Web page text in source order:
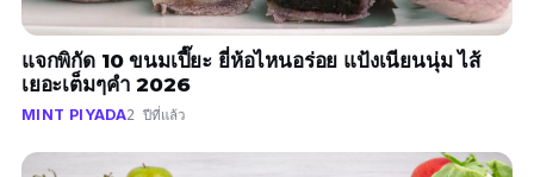
แจกพิกัด 10 ขนมเปี๊ยะ ยี่ห้อไหนอร่อย แป้งเนียนนุ่ม ไส้
เยอะเต็มๆคำ 2026
MINT PIYADA2 ปีที่แล้ว